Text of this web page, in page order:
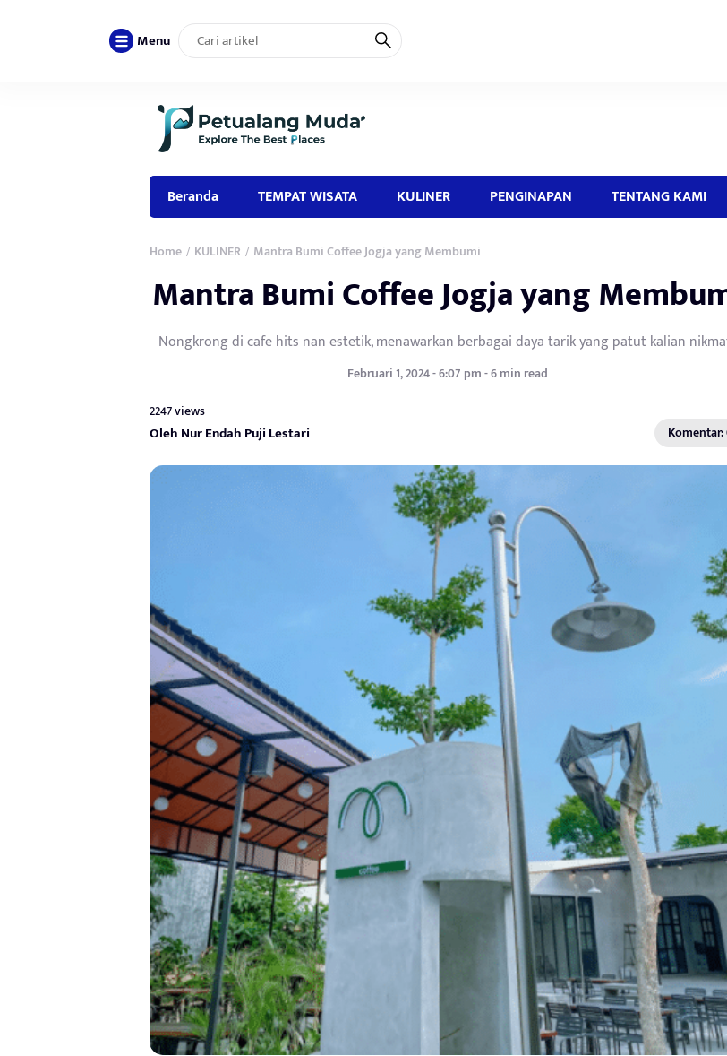
Menu
Beranda TEMPAT WISATA KULINER PENGINAPAN TENTANG KAMI
Home / KULINER / Mantra Bumi Coffee Jogja yang Membumi
Mantra Bumi Coffee Jogja yang
Nongkrong di cafe hits nan estetik, menawarkan berbagai daya tarik yang patut kalian
Februari 1, 2024 - 6:07 pm - 6 min read
2247 views
Oleh Nur Endah Puji Lestari Komentar: